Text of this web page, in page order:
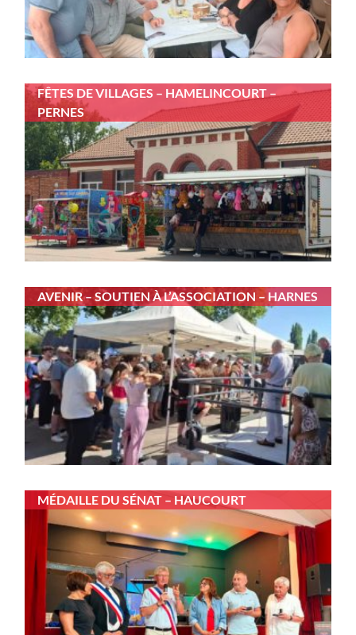
FÊTES DE VILLAGES – HAMELINCOURT –
PERNES
AVENIR – SOUTIEN À L’ASSOCIATION – HARNES
MÉDAILLE DU SÉNAT – HAUCOURT